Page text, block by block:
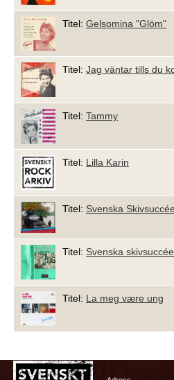
Titel: Gelsomina "Glöm"
Titel: Jag väntar tills du
Titel: Tammy
Titel: Lilla Karin
Titel: Svenska
Titel: Svenska
Titel: La meg være ung